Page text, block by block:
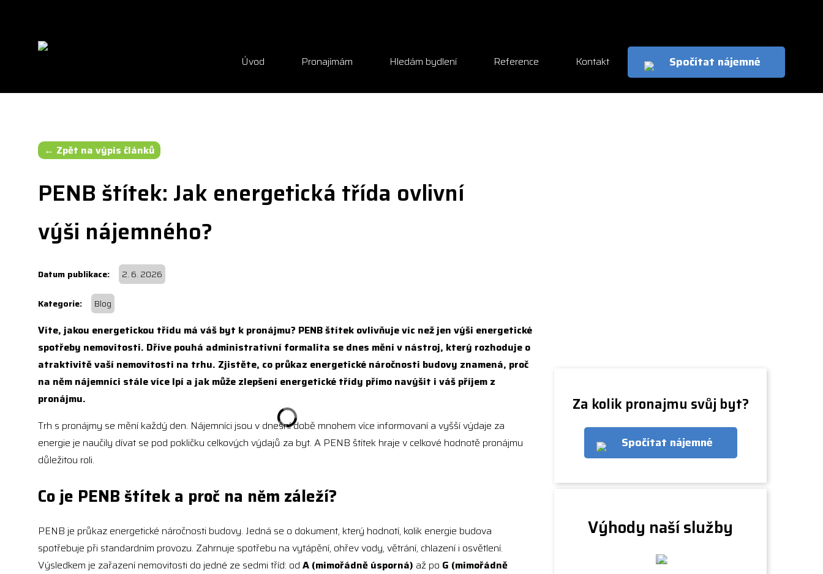
Úvod Pronajímám Hledám bydlení Reference Kontakt Spočítat nájemné
← Zpět na výpis článků
PENB štítek: Jak energetická třída ovlivní
výši nájemného?
2. 6. 2026
Blog
Víte, jakou energetickou třídu má váš byt k pronájmu? PENB štítek ovlivňuje víc než jen výši energetické
spotřeby nemovitosti. Dříve pouhá administrativní formalita se dnes mění v nástroj, který rozhoduje o
atraktivitě vaší nemovitosti na trhu. Zjistěte, co průkaz energetické náročnosti budovy znamená, proč
na něm nájemníci stále více lpí a jak může zlepšení energetické třídy přímo navýšit i váš příjem z
pronájmu.
Trh s pronájmy se mění každý den. Nájemníci jsou v dnešní době mnohem více informovaní a vyšší výdaje za
energie je naučily dívat se pod pokličku celkových výdajů za byt. A PENB štítek hraje v celkové hodnotě pronájmu
důležitou roli.
Co je PENB štítek a proč na něm záleží?
PENB je průkaz energetické náročnosti budovy. Jedná se o dokument, který hodnotí, kolik energie budova
spotřebuje při standardním provozu. Zahrnuje spotřebu na vytápění, ohřev vody, větrání, chlazení i osvětlení.
Výsledkem je zařazení nemovitosti do jedné ze sedmi tříd: od A (mimořádně úsporná) až po G (mimořádně
Za kolik pronajmu svůj byt?
Spočítat nájemné
Výhody naší služby